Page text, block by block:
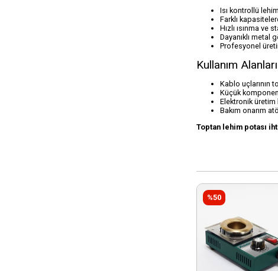
Isı kontrollü
Farklı
Hızlı ısınma ve
Dayanıklı metal
Profesyonel
Kullanım Alanları
Kablo uçlarının
Küçük
Elektronik üretim
Bakım onarım
Toptan lehim potası
%50